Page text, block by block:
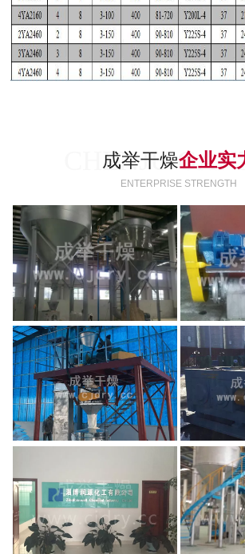
成举干燥企业实
CHENJU
ENTERPRISE STRENGTH